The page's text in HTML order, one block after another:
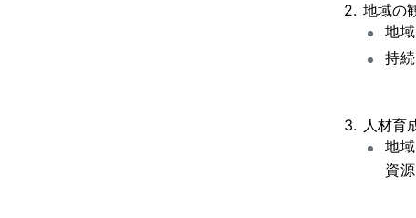
地域の
地
持
人材育
地
資